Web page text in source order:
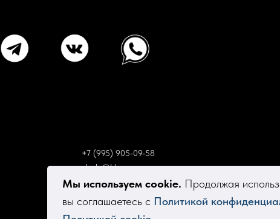
Мы используем cookie. Продолжая
вы соглашаетесь с Политикой
elsola@bk.ru
+7 (995) 905-09-58